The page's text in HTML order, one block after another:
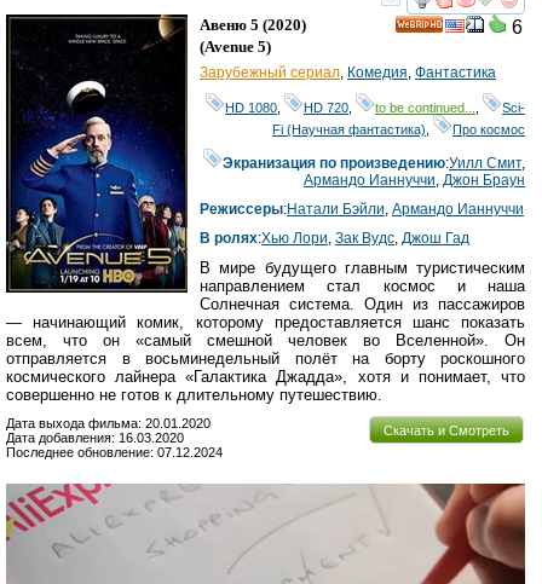
смотреть
6
Авеню 5 (2020)
(Avenue 5)
Зарубежный сериал Комедия Фантастика
HD 1080 HD 720 to be continued...
Sci-
Fi (Научная фантастика)
Про космос
Экранизация по произведению:Уилл Смит,
Армандо Ианнуччи Джон Браун
Режиссеры:Натали Бэйли Армандо Ианнуччи
В ролях:Хью Лори Зак Вудс Джош Гад
В мире будущего главным туристическим
направлением стал космос и наша
Солнечная система. Один из пассажиров
— начинающий комик, которому предоставляется шанс показать
всем, что он «самый смешной человек во Вселенной». Он
отправляется в восьминедельный полёт на борту роскошного
космического лайнера «Галактика Джадда», хотя и понимает, что
совершенно не готов к длительному путешествию.
Скачать и Смотреть
Дата выхода фильма: 20.01.2020
Дата добавления: 16.03.2020
Последнее обновление: 07.12.2024